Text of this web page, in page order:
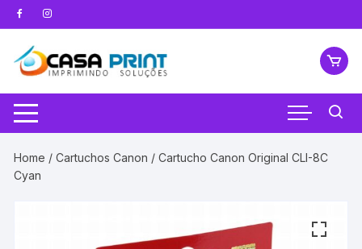
Pular
para
conteúdo
Home /Cartuchos Canon / Cartucho Canon Original CLI-8C
Cyan